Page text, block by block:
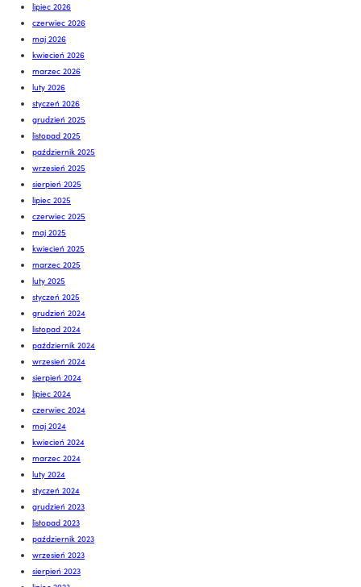
lipiec 2026
czerwiec 2026
maj 2026
kwiecień 2026
marzec 2026
luty 2026
styczeń 2026
grudzień 2025
listopad 2025
październik 2025
wrzesień 2025
sierpień 2025
lipiec 2025
czerwiec 2025
maj 2025
kwiecień 2025
marzec 2025
luty 2025
styczeń 2025
grudzień 2024
listopad 2024
październik 2024
wrzesień 2024
sierpień 2024
lipiec 2024
czerwiec 2024
maj 2024
kwiecień 2024
marzec 2024
luty 2024
styczeń 2024
grudzień 2023
listopad 2023
październik 2023
wrzesień 2023
sierpień 2023